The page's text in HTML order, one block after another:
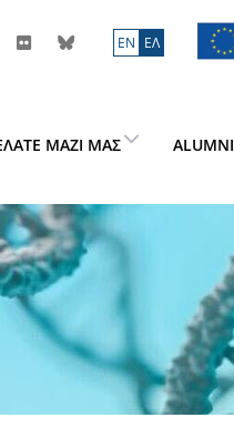
ΕN ΕΛ
ΜΑΖΊ ΜΑΣ ALUMNI